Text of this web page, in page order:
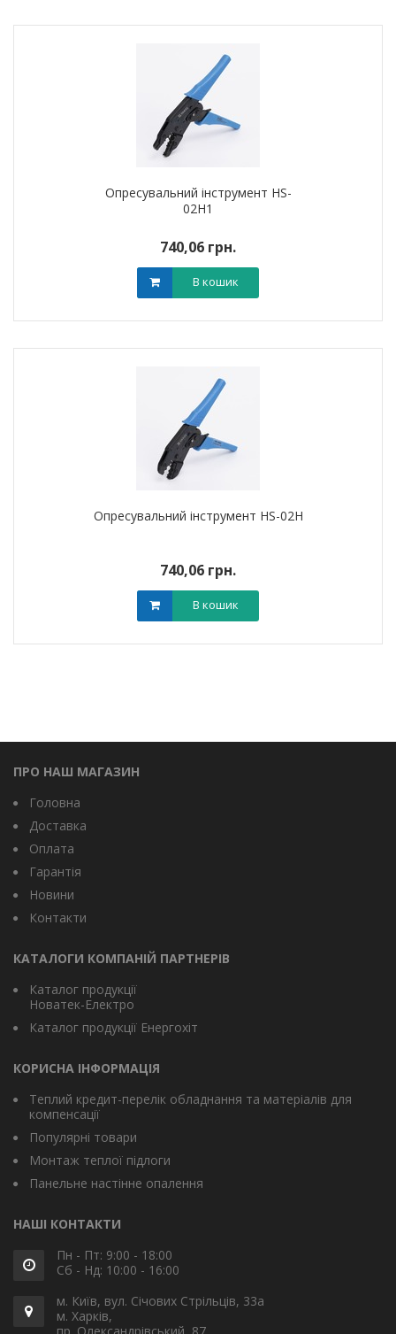
Опресувальний інструмент HS-
02H1
740,06 грн.
В кошик
Опресувальний інструмент HS-02H
740,06 грн.
В кошик
ПРО НАШ МАГАЗИН
Головна
Доставка
Оплата
Гарантія
Новини
Контакти
КАТАЛОГИ КОМПАНІЙ ПАРТНЕРІВ
Каталог продукції
Новатек-Електро
Каталог продукції Енергохіт
КОРИСНА ІНФОРМАЦІЯ
Теплий кредит-перелік обладнання та матеріалів для
компенсації
Популярні товари
Монтаж теплої підлоги
Панельне настінне опалення
НАШІ КОНТАКТИ
Пн - Пт: 9:00 - 18:00
Сб - Нд: 10:00 - 16:00
м. Київ, вул. Січових Стрільців, 33а
м. Харків,